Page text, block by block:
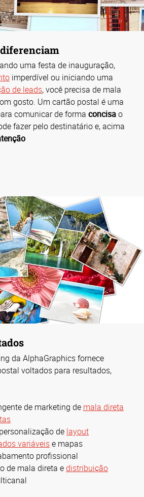
diferenciam
uma festa de inauguração,
imperdível ou iniciando uma
de leads, você precisa de mala
gosto. Um cartão postal é uma
comunicar de forma concisao
fazer pelo destinatário e, acima
da AlphaGraphics fornece
voltados para resultados,
de marketing de mala direta
de layout
variáveise mapas
profissional
de mala direta edistribuição